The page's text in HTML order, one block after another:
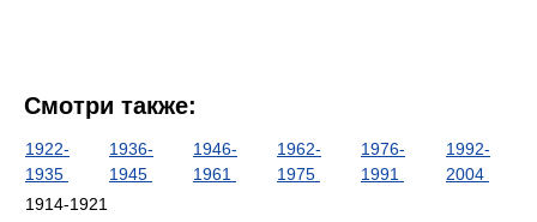
Смотри также:
1922-
1935
1936-
1945
1946-
1961
1962-
1975
1976-
1991
1992-
2004
1914-1921